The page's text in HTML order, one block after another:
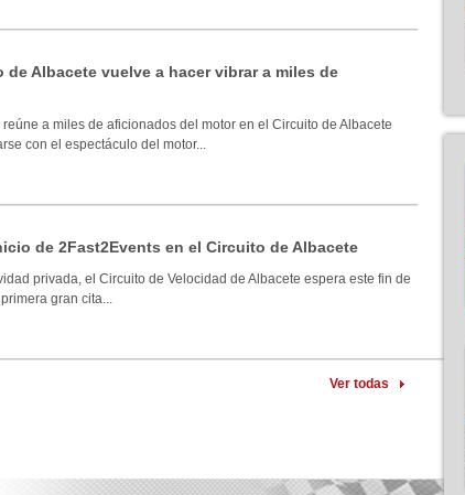
de Albacete vuelve a hacer vibrar a miles de
a miles de aficionados del motor en el Circuito de Albacete
con el espectáculo del motor...
de 2Fast2Events en el Circuito de Albacete
privada, el Circuito de Velocidad de Albacete espera este fin de
gran cita...
Ver todas